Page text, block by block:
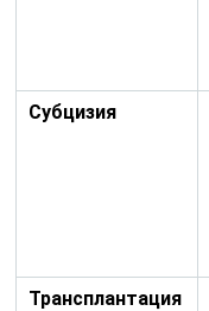
Субцизия
Трансплантация